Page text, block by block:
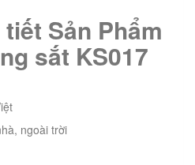
Sản Phẩm
sắt KS017
ngoài trời